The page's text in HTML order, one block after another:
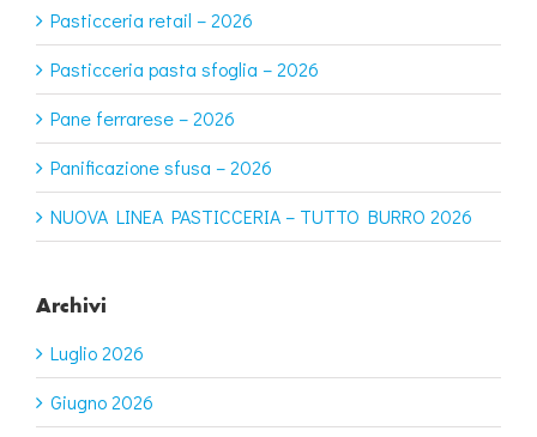
Pasticceria retail – 2026
Pasticceria pasta sfoglia – 2026
Pane ferrarese – 2026
Panificazione sfusa – 2026
NUOVA LINEA PASTICCERIA – TUTTO BURRO 2026
Archivi
Luglio 2026
Giugno 2026